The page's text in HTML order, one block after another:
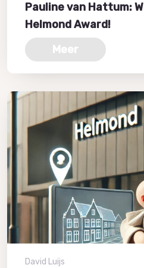
Pauline van Hattum:
Helmond Award!
Meer
David Luijs